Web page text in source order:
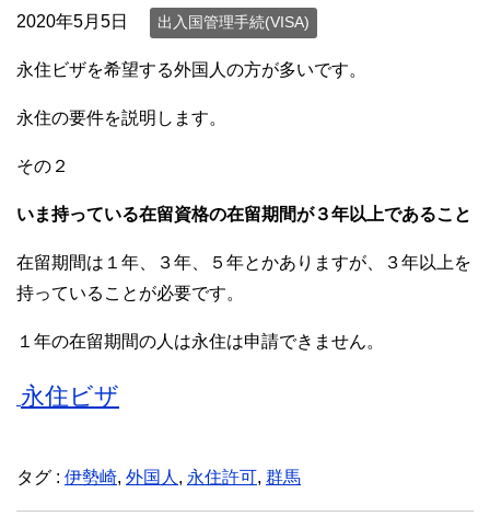
2020年5月5日 出入国管理手続(VISA)
永住ビザを希望する外国人の方が多いです。
永住の要件を説明します。
その２
いま持っている在留資格の在留期間が３年以上であること
在留期間は１年、３年、５年とかありますが、３年以上を
持っていることが必要です。
１年の在留期間の人は永住は申請できません。
永住ビザ
タグ : 伊勢崎, 外国人 , 永住許可, 群馬